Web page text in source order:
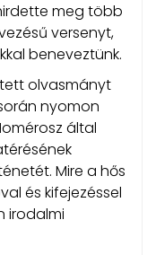
hirdette meg több
versenyt,
beneveztünk.
olvasmányt
nyomon
által
Mire a hős
és kifejezéssel
irodalmi